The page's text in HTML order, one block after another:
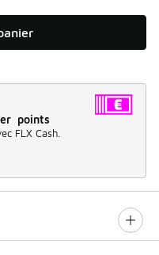
points
FLX Cash.